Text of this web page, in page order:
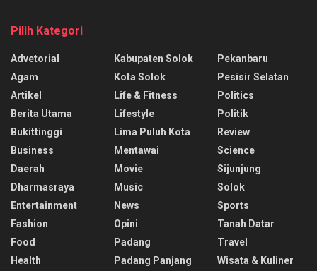
Pilih Kategori
Advetorial
Agam
Artikel
Berita Utama
Bukittinggi
Business
Daerah
Dharmasraya
Entertainment
Fashion
Food
Health
Kabupaten Solok
Kota Solok
Life & Fitness
Lifestyle
Lima Puluh Kota
Mentawai
Movie
Music
News
Opini
Padang
Padang Panjang
Pekanbaru
Pesisir Selatan
Politics
Politik
Review
Science
Sijunjung
Solok
Sports
Tanah Datar
Travel
Wisata & Kuliner